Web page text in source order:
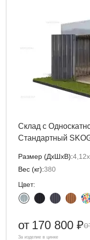
Склад с
Стандартный
Размер (ДxШxВ):
Вес (кг):380
Цвет:
от 170 800 ₽
За изделие в цинке